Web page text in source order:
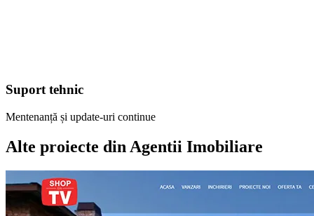
Suport tehnic
Mentenanță și update-uri continue
Alte proiecte din Agentii Imobiliare